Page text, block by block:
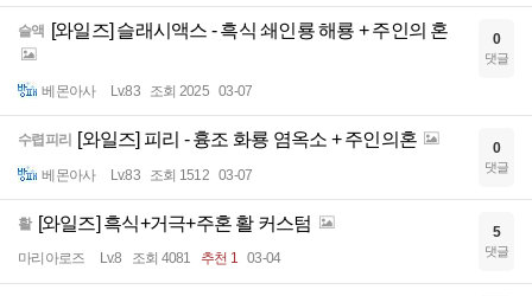
슬액 [와일즈] 슬래시액스 - 흑식 쇄인룡 해룡 + 주인의 혼
베몬아사 Lv.83 조회 2025 03-07
0
댓글
수렵피리 [와일즈] 피리 - 흉조 화룡 염옥소 + 주인의혼
베몬아사 Lv.83 조회 1512 03-07
0
댓글
활 [와일즈] 흑식+거극+주혼 활 커스텀
마리아로즈 Lv.8 조회 4081 추천 1 03-04
5
댓글